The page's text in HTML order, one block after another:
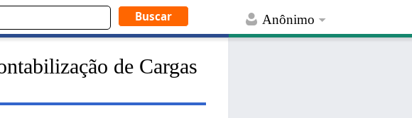
Anônimo
de Cargas